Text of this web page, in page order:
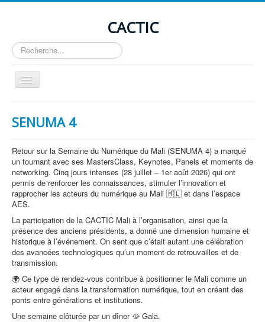
CACTIC
Rechercher
Basculer
la
Présentation
Activités
Actualité
Avis de formation
Offre d'emploi
Contacts
SENUMA 4
Retour sur la Semaine du Numérique du Mali (SENUMA 4) a marqué
un tournant avec ses MastersClass, Keynotes, Panels et moments de
networking. Cinq jours intenses (28 juillet – 1er août 2026) qui ont
permis de renforcer les connaissances, stimuler l’innovation et
rapprocher les acteurs du numérique au Mali 🇲🇱 et dans l’espace
AES.
La participation de la CACTIC Mali à l’organisation, ainsi que la
présence des anciens présidents, a donné une dimension humaine et
historique à l’événement. On sent que c’était autant une célébration
des avancées technologiques qu’un moment de retrouvailles et de
transmission.
🌍 Ce type de rendez-vous contribue à positionner le Mali comme un
acteur engagé dans la transformation numérique, tout en créant des
ponts entre générations et institutions.
Une semaine clôturée par un dîner 🥘 Gala.